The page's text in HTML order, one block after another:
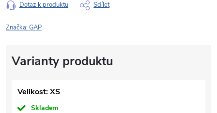
Dotaz k produktu Sdílet
Značka:GAP
Velikost: XS
Skladem